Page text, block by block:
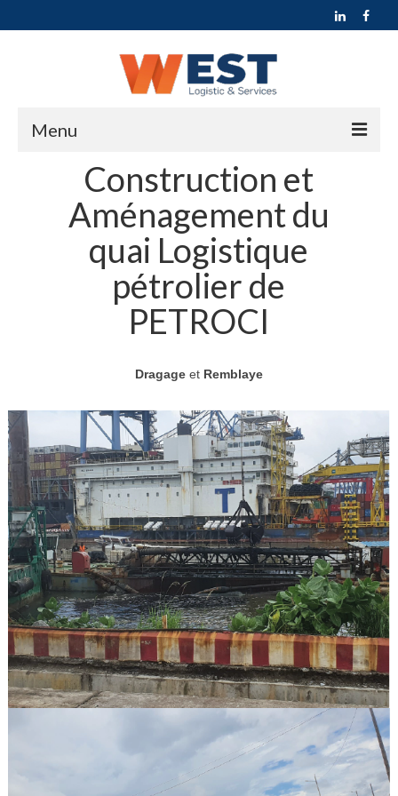
Menu
ACCUEIL
QUI SOMMES NOUS ?
ACTIVITÉS
Transport, Logistique et Supply Chain
Transport et Location de véhicule
Échafaudage et Échafaudeurs
Fourniture matériel, équipements
Construction et aménagement BTP
Dragage, chargement
Mise à disposition d’équipement
Maintenance
Exploitation et maintenance
ÉQUIPE
Construction et
Aménagement du
quai Logistique
pétrolier de
PETROCI
Dragageet Remblaye